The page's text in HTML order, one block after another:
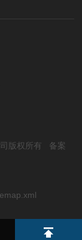
版权所有 备案